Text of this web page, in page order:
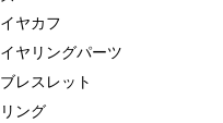
イヤカフ
イヤリングパーツ
ブレスレット
リング